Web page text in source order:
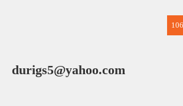
106
durigs5@yahoo.com